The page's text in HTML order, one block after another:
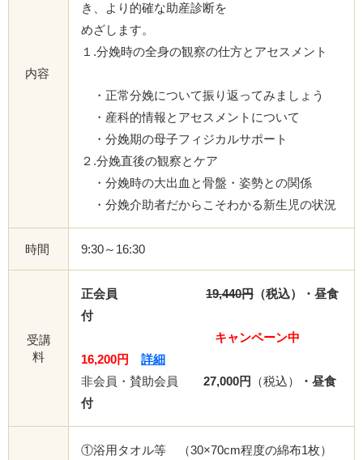
内容
き、より的確な助産診断を
めざします。
１.分娩時の全身の観察の仕方とアセスメント
・正常分娩について振り返ってみましょう
・産科的情報とアセスメントについて
・分娩期の母子フィジカルサポート
２.分娩直後の観察とケア
・分娩時の大出血と骨盤・姿勢との関係
・分娩介助者だからこそわかる新生児の状況
時間 9:30～16:30
受講
料
正会員 19,440円 （税込）・昼食
付
キャンペーン中
16,200円
詳細
非会員・賛助会員 27,000円 （税込）
・昼食
付
①浴用タオル等 （30×70cm程度の綿布1枚）